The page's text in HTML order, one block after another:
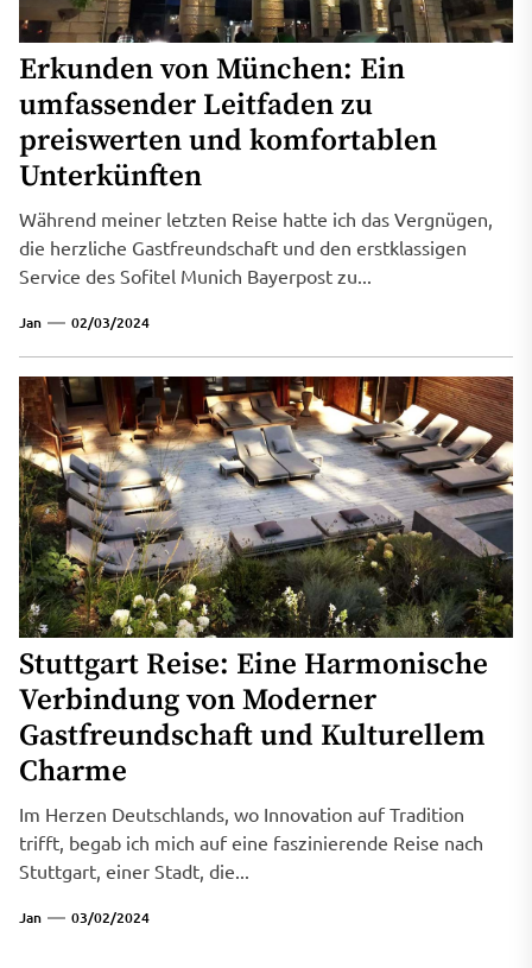
Erkunden von München: Ein
umfassender Leitfaden zu
preiswerten und komfortablen
Unterkünften
Während meiner letzten Reise hatte ich das Vergnügen,
die herzliche Gastfreundschaft und den erstklassigen
Service des Sofitel Munich Bayerpost zu...
Jan 02/03/2024
Stuttgart Reise: Eine Harmonische
Verbindung von Moderner
Gastfreundschaft und Kulturellem
Charme
Im Herzen Deutschlands, wo Innovation auf Tradition
trifft, begab ich mich auf eine faszinierende Reise nach
Stuttgart, einer Stadt, die...
Jan 03/02/2024